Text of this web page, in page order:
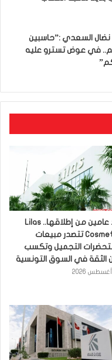
السعدي :”حاسبين
في عوض تسترو عليه
بعد عامين من إطلاقها.. Lilas
Cosmetics تتصدر مبيعات
التجميل وتكسب
الثقة في السوق التونسية